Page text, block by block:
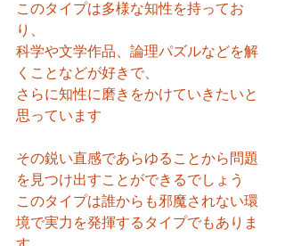
このタイプは多様な知性を持ってお
り、
科学や文学作品、論理パズルなどを解
くことなどが好きで、
さらに知性に磨きをかけていきたいと
思っています
その鋭い直感であらゆることから問題
を見つけ出すことができるでしょう
このタイプは誰からも邪魔されない環
境で実力を発揮するタイプでもありま